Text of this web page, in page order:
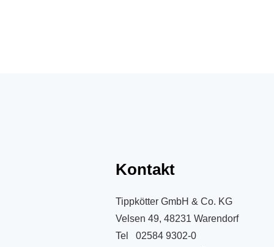
Kontakt
Tippkötter GmbH & Co. KG
Velsen 49, 48231 Warendorf
Tel 02584 9302-0